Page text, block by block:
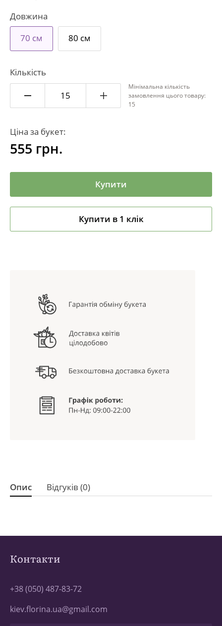
Довжина
70 см
80 см
Кількість
Мінімальна кількість
замовлення цього товару:
15
Ціна за букет:
555 грн.
Купити
Купити в 1 клік
Опис Відгуків (0)
Контакти
+38 (050) 487-83-72
kiev.florina.ua@gmail.com